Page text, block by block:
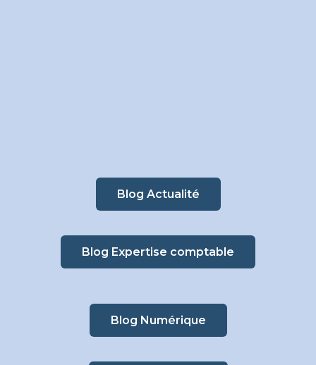
Blog Actualité
Blog Expertise comptable
Blog Numérique